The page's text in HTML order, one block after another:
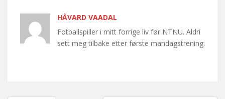
HÅVARD VAADAL
Fotballspiller i mitt forrige liv før NTNU. Aldri
sett meg tilbake etter første mandagstrening.